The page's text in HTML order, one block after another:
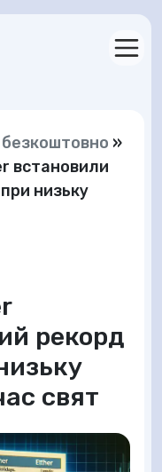
»
встановили
низьку
рекорд
свят